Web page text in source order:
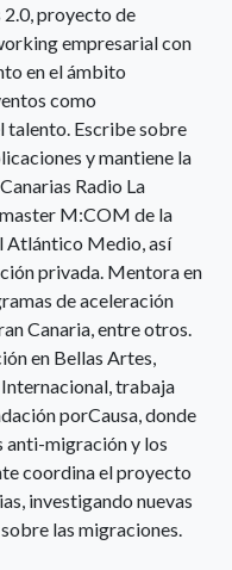
proyecto de
empresarial con
en el ámbito
como
talento. Escribe sobre
y mantiene la
Radio La
M:COM de la
Atlántico Medio, así
privada. Mentora en
de aceleración
Canaria, entre otros.
en Bellas Artes,
trabaja
porCausa, donde
anti-migración y los
coordina el proyecto
investigando nuevas
las migraciones.